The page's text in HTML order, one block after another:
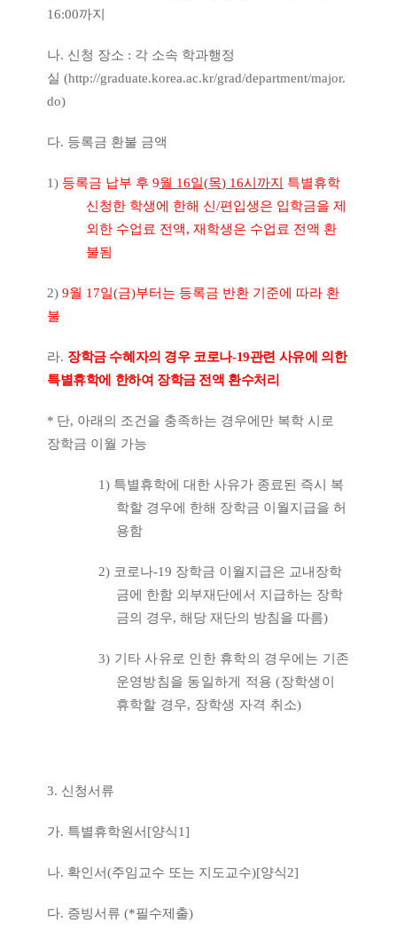
16:00까지
나. 신청 장소 : 각 소속 학과행정
실 (http://graduate.korea.ac.kr/grad/department/major.
do)
다. 등록금 환불 금액
1) 등록금 납부 후 9월 16일(목) 16시까지
특별휴학
신청한 학생에 한해 신/편입생은 입학금을 제
외한 수업료 전액,재학생은 수업료 전액 환
불됨
2) 9월 17일(금)부터는 등록금 반환 기준에 따라 환
불
라. 장학금 수혜자의 경우 코로나-19관련 사유에 의한
특별휴학에 한하여 장학금 전액 환수처리
* 단, 아래의 조건을 충족하는 경우에만 복학 시로
장학금 이월 가능
1) 특별휴학에 대한 사유가 종료된 즉시 복
학할 경우에 한해 장학금 이월지급을 허
용함
2) 코로나-19 장학금 이월지급은 교내장학
금에 한함 외부재단에서 지급하는 장학
금의 경우, 해당 재단의 방침을 따름)
3) 기타 사유로 인한 휴학의 경우에는 기존
운영방침을 동일하게 적용(장학생이
휴학할 경우, 장학생 자격 취소)
3. 신청서류
가. 특별휴학원서 [양식1]
나. 확인서(주임교수 또는 지도교수)[양식2]
다. 증빙서류 (*필수제출)